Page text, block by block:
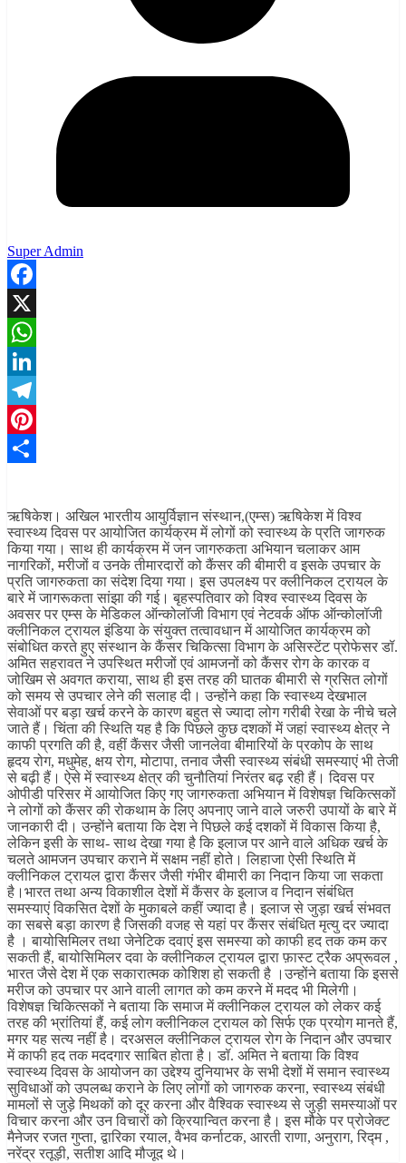
Super Admin
Facebook
X
WhatsApp
LinkedIn
Telegram
Pinterest
ऋषिकेश। अखिल भारतीय आयुर्विज्ञान संस्थान,(एम्स) ऋषिकेश में विश्व
स्वास्थ्य दिवस पर आयोजित कार्यक्रम में लोगों को स्वास्थ्य के प्रति जागरुक
किया गया। साथ ही कार्यक्रम में जन जागरुकता अभियान चलाकर आम
नागरिकों, मरीजों व उनके तीमारदारों को कैंसर की बीमारी व इसके उपचार के
प्रति जागरुकता का संदेश दिया गया। इस उपलक्ष्य पर क्लीनिकल ट्रायल के
बारे में जागरूकता सांझा की गई। बृहस्पतिवार को विश्व स्वास्थ्य दिवस के
अवसर पर एम्स के मेडिकल ऑन्कोलॉजी विभाग एवं नेटवर्क ऑफ ऑन्कोलॉजी
क्लीनिकल ट्रायल इंडिया के संयुक्त तत्वावधान में आयोजित कार्यक्रम को
संबोधित करते हुए संस्थान के कैंसर चिकित्सा विभाग के असिस्टेंट प्रोफेसर डॉ.
अमित सहरावत ने उपस्थित मरीजों एवं आमजनों को कैंसर रोग के कारक व
जोखिम से अवगत कराया, साथ ही इस तरह की घातक बीमारी से ग्रसित लोगों
को समय से उपचार लेने की सलाह दी। उन्होंने कहा कि स्वास्थ्य देखभाल
सेवाओं पर बड़ा खर्च करने के कारण बहुत से ज्यादा लोग गरीबी रेखा के नीचे चले
जाते हैं। चिंता की स्थिति यह है कि पिछले कुछ दशकों में जहां स्वास्थ्य क्षेत्र ने
काफी प्रगति की है, वहीं कैंसर जैसी जानलेवा बीमारियों के प्रकोप के साथ
हृदय रोग, मधुमेह, क्षय रोग, मोटापा, तनाव जैसी स्वास्थ्य संबंधी समस्याएं भी तेजी
से बढ़ी हैं। ऐसे में स्वास्थ्य क्षेत्र की चुनौतियां निरंतर बढ़ रही हैं। दिवस पर
ओपीडी परिसर में आयोजित किए गए जागरुकता अभियान में विशेषज्ञ चिकित्सकों
ने लोगों को कैंसर की रोकथाम के लिए अपनाए जाने वाले जरुरी उपायों के बारे में
जानकारी दी। उन्होंने बताया कि देश ने पिछले कई दशकों में विकास किया है,
लेकिन इसी के साथ- साथ देखा गया है कि इलाज पर आने वाले अधिक खर्च के
चलते आमजन उपचार कराने में सक्षम नहीं होते। लिहाजा ऐसी स्थिति में
क्लीनिकल ट्रायल द्वारा कैंसर जैसी गंभीर बीमारी का निदान किया जा सकता
है।भारत तथा अन्य विकाशील देशों में कैंसर के इलाज व निदान संबंधित
समस्याएं विकसित देशों के मुकाबले कहीं ज्यादा है। इलाज से जुड़ा खर्च संभवत
का सबसे बड़ा कारण है जिसकी वजह से यहां पर कैंसर संबंधित मृत्यु दर ज्यादा
है । बायोसिमिलर तथा जेनेटिक दवाएं इस समस्या को काफी हद तक कम कर
सकती हैं, बायोसिमिलर दवा के क्लीनिकल ट्रायल द्वारा फ़ास्ट ट्रैक अप्रूवल ,
भारत जैसे देश में एक सकारात्मक कोशिश हो सकती है ।उन्होंने बताया कि इससे
मरीज को उपचार पर आने वाली लागत को कम करने में मदद भी मिलेगी।
विशेषज्ञ चिकित्सकों ने बताया कि समाज में क्लीनिकल ट्रायल को लेकर कई
तरह की भ्रांतियां हैं, कई लोग क्लीनिकल ट्रायल को सिर्फ एक प्रयोग मानते हैं,
मगर यह सत्य नहीं है। दरअसल क्लीनिकल ट्रायल रोग के निदान और उपचार
में काफी हद तक मददगार साबित होता है। डॉ. अमित ने बताया कि विश्व
स्वास्थ्य दिवस के आयोजन का उद्देश्य दुनियाभर के सभी देशों में समान स्वास्थ्य
सुविधाओं को उपलब्ध कराने के लिए लोगों को जागरुक करना, स्वास्थ्य संबंधी
मामलों से जुड़े मिथकों को दूर करना और वैश्विक स्वास्थ्य से जुड़ी समस्याओं पर
विचार करना और उन विचारों को क्रियान्वित करना है। इस मौके पर प्रोजेक्ट
मैनेजर रजत गुप्ता, द्वारिका रयाल, वैभव कर्नाटक, आरती राणा, अनुराग, रिद्म ,
नरेंद्र रतूड़ी, सतीश आदि मौजूद थे।